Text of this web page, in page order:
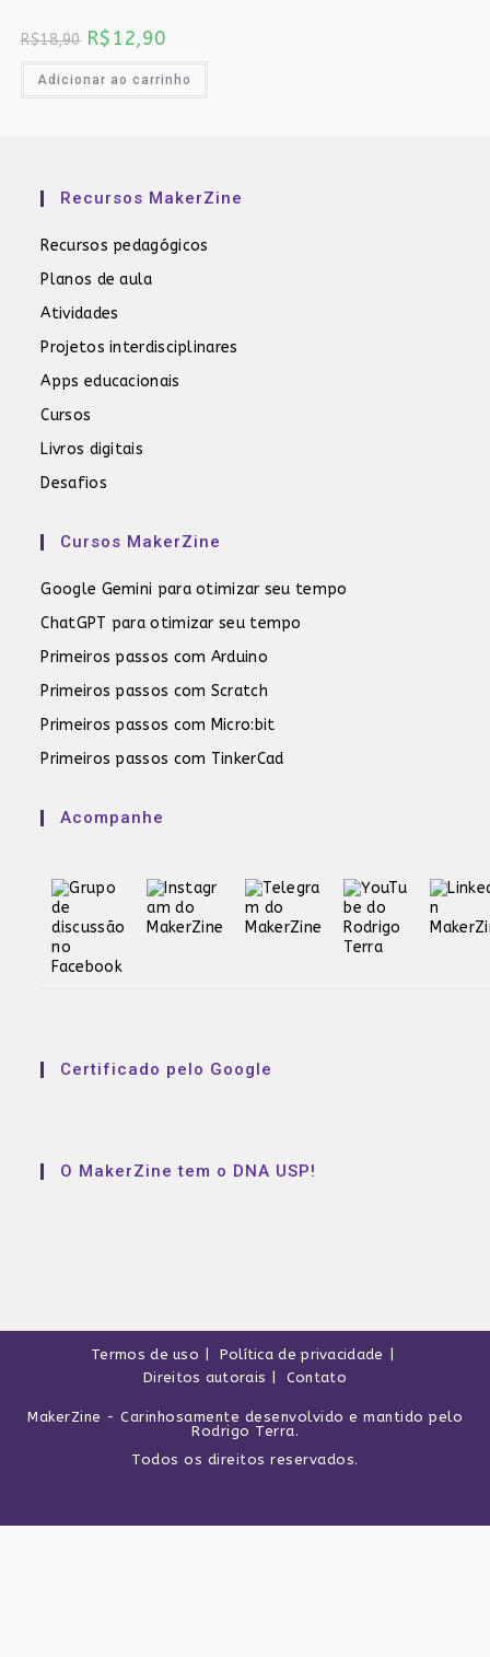
R$18,90 O
preço
era:
R$12,90
é:
Adicionar ao carrinho
Recursos MakerZine
Recursos pedagógicos
Planos de aula
Atividades
Projetos interdisciplinares
Apps educacionais
Cursos
Livros digitais
Desafios
Cursos MakerZine
Google Gemini para otimizar seu tempo
ChatGPT para otimizar seu tempo
Primeiros passos com Arduino
Primeiros passos com Scratch
Primeiros passos com Micro:bit
Primeiros passos com TinkerCad
Acompanhe
Certificado pelo Google
O MakerZine tem o DNA USP!
Termos de uso
Política de privacidade
Direitos autorais
Contato
MakerZine - Carinhosamente desenvolvido e mantido pelo
Rodrigo Terra.
Todos os direitos reservados.